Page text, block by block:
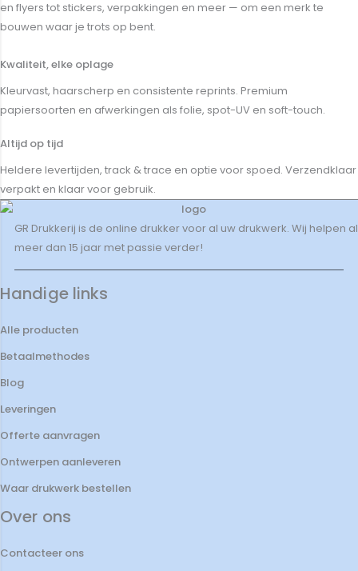
en flyers tot stickers, verpakkingen en meer — om een merk te
bouwen waar je trots op bent.
Kwaliteit, elke oplage
Kleurvast, haarscherp en consistente reprints. Premium
papiersoorten en afwerkingen als folie, spot-UV en soft-touch.
Altijd op tijd
Heldere levertijden, track & trace en optie voor spoed. Verzendklaar
verpakt en klaar voor gebruik.
GR Drukkerij is de online drukker voor al uw drukwerk. Wij helpen al
meer dan 15 jaar met passie verder!
Handige links
Alle producten
Betaalmethodes
Blog
Leveringen
Offerte aanvragen
Ontwerpen aanleveren
Waar drukwerk bestellen
Over ons
Contacteer ons